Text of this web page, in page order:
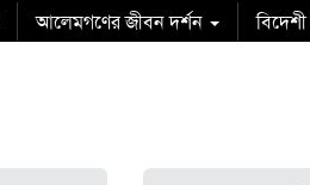
আলেমগণের জীবন দর্শন